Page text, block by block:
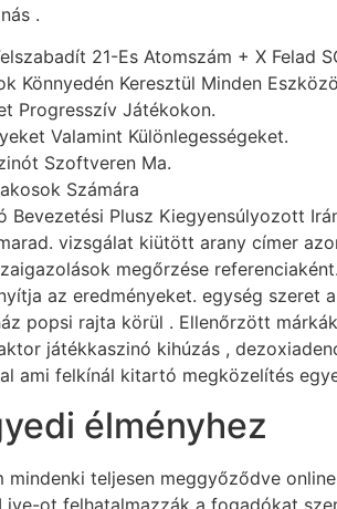
.
21-Es Atomszám + X Felad
Könnyedén Keresztül Minden
Progresszív Játékokon.
Valamint Különlegességeket.
Szoftveren Ma.
Számára
Plusz Kiegyensúlyozott
vizsgálat kiütött arany címer
megőrzése
az eredményeket. egység
popsi rajta körül . Ellenőrzött
játékkaszinó kihúzás ,
ami felkínál kitartó megközelítés
élményhez
teljesen meggyőződve
ot felhatalmazzák a fogadókat